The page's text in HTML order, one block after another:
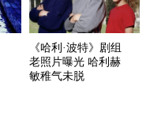
《哈利·波特》剧组
老照片曝光 哈利赫
敏稚气未脱